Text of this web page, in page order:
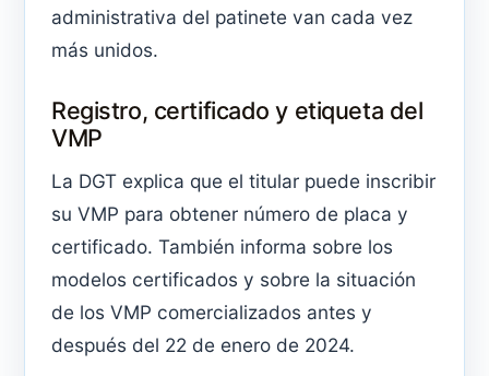
administrativa del patinete van cada vez
más unidos.
Registro, certificado y etiqueta del
VMP
La DGT explica que el titular puede inscribir
su VMP para obtener número de placa y
certificado. También informa sobre los
modelos certificados y sobre la situación
de los VMP comercializados antes y
después del 22 de enero de 2024.